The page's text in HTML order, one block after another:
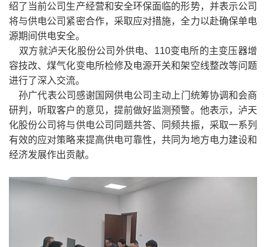
绍了当前公司生产经营和安全环保面临的形势，并表示公司
将与供电公司紧密合作，采取应对措施，全力以赴确保单电
源期间供电安全。
双方就泸天化股份公司外供电、110变电所的主变压器增
容技改、煤气化变电所检修及电源开关和架空线整改等问题
进行了深入交流。
孙广代表公司感谢国网供电公司主动上门统筹协调和会商
研判，听取客户的意见，提前做好监测预警。他表示，泸天
化股份公司将与供电公司同题共答、同频共振，采取一系列
有效的应对策略来提高供电可靠性，共同为地方电力建设和
经济发展作出贡献。